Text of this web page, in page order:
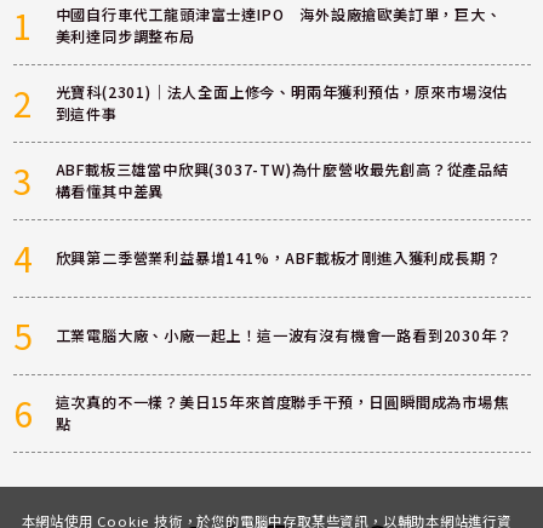
1
中國自行車代工龍頭津富士達IPO 海外設廠搶歐美訂單，巨大、
美利達同步調整布局
2
光寶科(2301)｜法人全面上修今、明兩年獲利預估，原來市場沒估
到這件事
3
ABF載板三雄當中欣興(3037-TW)為什麼營收最先創高？從產品結
構看懂其中差異
4 欣興第二季營業利益暴增141%，ABF載板才剛進入獲利成長期？
5 工業電腦大廠、小廠一起上！這一波有沒有機會一路看到2030年？
6
這次真的不一樣？美日15年來首度聯手干預，日圓瞬間成為市場焦
點
本網站使用 Cookie 技術，於您的電腦中存取某些資訊，以輔助本網站進行資